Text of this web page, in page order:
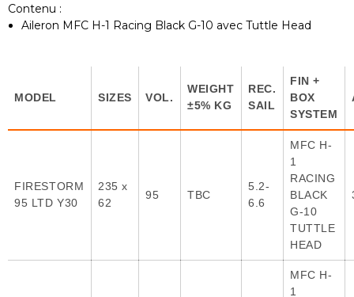
Contenu :
Aileron MFC H-1 Racing Black G-10 avec Tuttle Head
MODEL SIZES VOL.
WEIGHT
±5% KG
REC.
SAIL
FIN +
BOX
SYSTEM
FIRESTORM
95 LTD Y30
235 x
62
95 TBC
5.2-
6.6
MFC H-
1
RACING
BLACK
G-10
TUTTLE
HEAD
MFC H-
1